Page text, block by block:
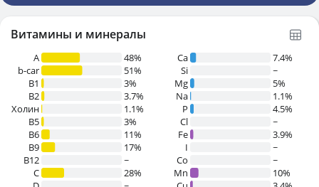
Витамины и минералы
A
48%
b-car
51%
В1
3%
B2
3.7%
Холин
1.1%
B5
3%
B6
11%
B9
17%
B12
~
C
28%
Ca
7.4%
Si
~
Mg
5%
Na
1.1%
P
4.5%
Cl
~
Fe
3.9%
I
~
Co
~
Mn
10%